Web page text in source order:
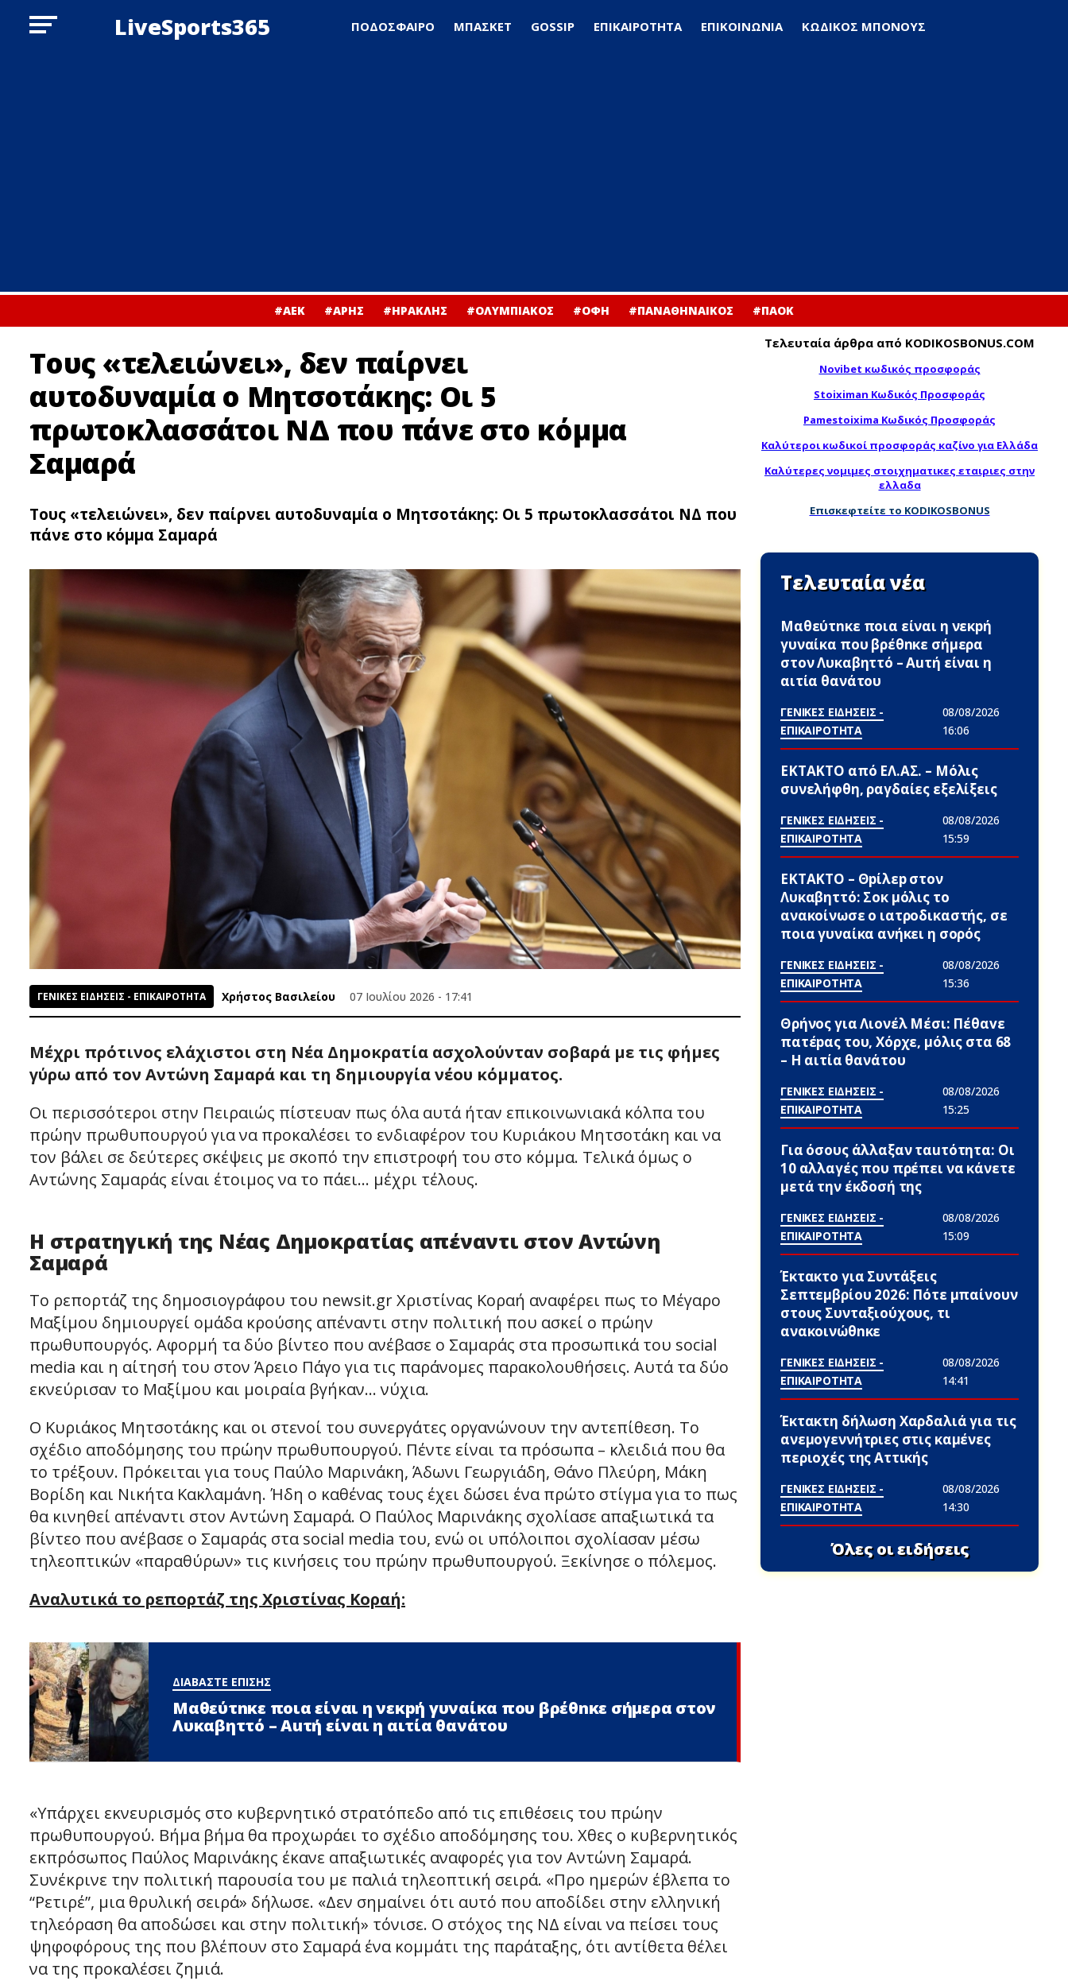
LiveSports365 ΠΟΔΟΣΦΑΙΡΟ ΜΠΑΣΚΕΤ GOSSIP ΕΠΙΚΑΙΡΟΤΗΤΑ ΕΠΙΚΟΙΝΩΝΙΑ ΚΩΔΙΚΟΣ ΜΠΟΝΟΥΣ
#ΑΕΚ #ΑΡΗΣ #ΗΡΑΚΛΗΣ #ΟΛΥΜΠΙΑΚΟΣ #ΟΦΗ #ΠΑΝΑΘΗΝΑΙΚΟΣ #ΠΑΟΚ
Τους «τελειώνει», δεν παίρνει
αυτοδυναμία ο Μητσοτάκης: Οι 5
πρωτοκλασσάτοι ΝΔ που πάνε στο κόμμα
Σαμαρά
Τους «τελειώνει», δεν παίρνει αυτοδυναμία ο Μητσοτάκης: Οι 5 πρωτοκλασσάτοι ΝΔ που
πάνε στο κόμμα Σαμαρά
ΓΕΝΙΚΕΣ ΕΙΔΗΣΕΙΣ - ΕΠΙΚΑΙΡΟΤΗΤΑ Χρήστος Βασιλείου 07 Ιουλίου 2026 - 17:41
Μέχρι πρότινος ελάχιστοι στη Νέα Δημοκρατία ασχολούνταν σοβαρά με τις φήμες
γύρω από τον Αντώνη Σαμαρά και τη δημιουργία νέου κόμματος.
Οι περισσότεροι στην Πειραιώς πίστευαν πως όλα αυτά ήταν επικοινωνιακά κόλπα του
πρώην πρωθυπουργού για να προκαλέσει το ενδιαφέρον του Κυριάκου Μητσοτάκη και να
τον βάλει σε δεύτερες σκέψεις με σκοπό την επιστροφή του στο κόμμα. Τελικά όμως ο
Αντώνης Σαμαράς είναι έτοιμος να το πάει… μέχρι τέλους.
Η στρατηγική της Νέας Δημοκρατίας απέναντι στον Αντώνη
Σαμαρά
Το ρεπορτάζ της δημοσιογράφου του newsit.gr Χριστίνας Κοραή αναφέρει πως το Μέγαρο
Μαξίμου δημιουργεί ομάδα κρούσης απέναντι στην πολιτική που ασκεί ο πρώην
πρωθυπουργός. Αφορμή τα δύο βίντεο που ανέβασε ο Σαμαράς στα προσωπικά του social
media και η αίτησή του στον Άρειο Πάγο για τις παράνομες παρακολουθήσεις. Αυτά τα δύο
εκνεύρισαν το Μαξίμου και μοιραία βγήκαν… νύχια.
Ο Κυριάκος Μητσοτάκης και οι στενοί του συνεργάτες οργανώνουν την αντεπίθεση. Το
σχέδιο αποδόμησης του πρώην πρωθυπουργού. Πέντε είναι τα πρόσωπα – κλειδιά που θα
το τρέξουν. Πρόκειται για τους Παύλο Μαρινάκη, Άδωνι Γεωργιάδη, Θάνο Πλεύρη, Μάκη
Βορίδη και Νικήτα Κακλαμάνη. Ήδη ο καθένας τους έχει δώσει ένα πρώτο στίγμα για το πως
θα κινηθεί απέναντι στον Αντώνη Σαμαρά. Ο Παύλος Μαρινάκης σχολίασε απαξιωτικά τα
βίντεο που ανέβασε ο Σαμαράς στα social media του, ενώ οι υπόλοιποι σχολίασαν μέσω
τηλεοπτικών «παραθύρων» τις κινήσεις του πρώην πρωθυπουργού. Ξεκίνησε ο πόλεμος.
Αναλυτικά το ρεπορτάζ της Χριστίνας Κοραή:
ΔΙΑΒΑΣΤΕ ΕΠΙΣΗΣ
Μαθεύτnκε ποια είναι η νεκpή γυναίκα που βρέθnκε σήμερα στον
Λυκαβηττό – Αuτή είναι η αιτία θανάτου
«Υπάρχει εκνευρισμός στο κυβερνητικό στρατόπεδο από τις επιθέσεις του πρώην
πρωθυπουργού. Βήμα βήμα θα προχωράει το σχέδιο αποδόμησης του. Χθες ο κυβερνητικός
εκπρόσωπος Παύλος Μαρινάκης έκανε απαξιωτικές αναφορές για τον Αντώνη Σαμαρά.
Συνέκρινε την πολιτική παρουσία του με παλιά τηλεοπτική σειρά. «Προ ημερών έβλεπα το
“Ρετιρέ”, μια θρυλική σειρά» δήλωσε. «Δεν σημαίνει ότι αυτό που αποδίδει στην ελληνική
τηλεόραση θα αποδώσει και στην πολιτική» τόνισε. Ο στόχος της ΝΔ είναι να πείσει τους
ψηφοφόρους της που βλέπουν στο Σαμαρά ένα κομμάτι της παράταξης, ότι αντίθετα θέλει
να της προκαλέσει ζημιά.
Τελευταία άρθρα από KODIKOSBONUS.COM
Novibet κωδικός προσφοράς
Stoiximan Κωδικός Προσφοράς
Pamestoixima Κωδικός Προσφοράς
Καλύτεροι κωδικοί προσφοράς καζίνο για Ελλάδα
Καλύτερες νομιμες στοιχηματικες εταιριες στην
ελλαδα
Επισκεφτείτε το KODIKOSBONUS
Τελευταία νέα
Μαθεύτnκε ποια είναι η νεκpή
γυναίκα που βρέθnκε σήμερα
στον Λυκαβηττό – Αuτή είναι η
αιτία θανάτου
ΓΕΝΙΚΕΣ ΕΙΔΗΣΕΙΣ -
ΕΠΙΚΑΙΡΟΤΗΤΑ
08/08/2026
16:06
ΕΚΤΑΚΤΟ από ΕΛ.ΑΣ. – Μόλις
συνελήφθη, ραγδαίες εξελίξεις
ΓΕΝΙΚΕΣ ΕΙΔΗΣΕΙΣ -
ΕΠΙΚΑΙΡΟΤΗΤΑ
08/08/2026
15:59
ΕΚΤΑΚΤΟ – Θpίλεp στον
Λυκαβηττό: Σoκ μόλις το
ανακοίνωσε ο ιατροδικαστής, σε
ποια γυναίκα ανήκει η σορός
ΓΕΝΙΚΕΣ ΕΙΔΗΣΕΙΣ -
ΕΠΙΚΑΙΡΟΤΗΤΑ
08/08/2026
15:36
Θρήνος για Λιονέλ Μέσι: Πέθαvε
πατέpας του, Χόρχε, μόλις στα 68
– Η αιτία θανάτου
ΓΕΝΙΚΕΣ ΕΙΔΗΣΕΙΣ -
ΕΠΙΚΑΙΡΟΤΗΤΑ
08/08/2026
15:25
Για όσους άλλαξαν ταuτότητα: Οι
10 αλλαγές που πρέπει να κάνετε
μετά την έκδοσή της
ΓΕΝΙΚΕΣ ΕΙΔΗΣΕΙΣ -
ΕΠΙΚΑΙΡΟΤΗΤΑ
08/08/2026
15:09
Έκτακτο για Συντάξεις
Σεπτεμβρίου 2026: Πότε μπαίνουν
στους Συνταξιούχους, τι
ανακοινώθnκε
ΓΕΝΙΚΕΣ ΕΙΔΗΣΕΙΣ -
ΕΠΙΚΑΙΡΟΤΗΤΑ
08/08/2026
14:41
Έκτακτη δήλωση Χαρδαλιά για τις
ανεμογεννήτριες στις καμένες
περιοχές της Αττικής
ΓΕΝΙΚΕΣ ΕΙΔΗΣΕΙΣ -
ΕΠΙΚΑΙΡΟΤΗΤΑ
08/08/2026
14:30
Όλες οι ειδήσεις